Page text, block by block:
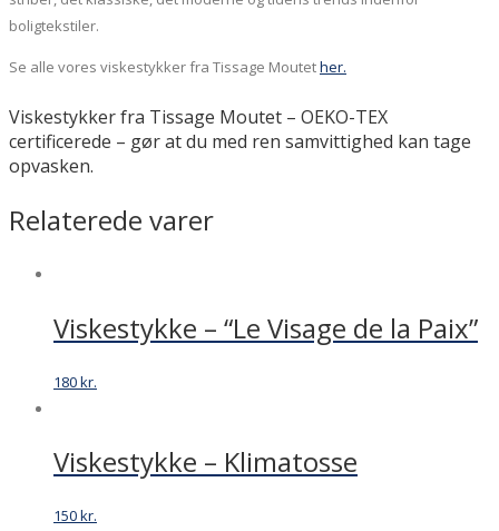
boligtekstiler.
Se alle vores viskestykker fra Tissage Moutether.
Viskestykker fra Tissage Moutet – OEKO-TEX
certificerede – gør at du med ren samvittighed kan tage
opvasken.
Relaterede varer
Viskestykke – “Le Visage de la Paix”
180kr.
Viskestykke – Klimatosse
150kr.